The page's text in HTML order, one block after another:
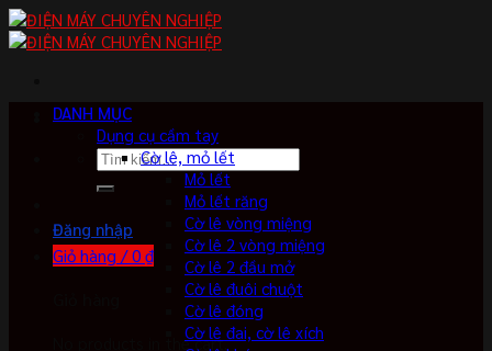
Skip
to
Tìm
kiếm:
Đăng nhập
Giỏ hàng /0 ₫
No products in the cart.
DANH MỤC
Dụng cụ cầm tay
Cờ lê, mỏ lết
Mỏ lết
Mỏ lết răng
Cờ lê vòng miệng
Cờ lê 2 vòng miệng
Cờ lê 2 đầu mở
Cờ lê đuôi chuột
Cờ lê đóng
Cờ lê đai, cờ lê xích